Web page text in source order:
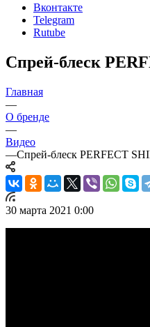
Вконтакте
Telegram
Rutube
Спрей-блеск
Главная
—
О бренде
—
Видео
—Спрей-блеск PERFECT
30 марта 2021 0:00